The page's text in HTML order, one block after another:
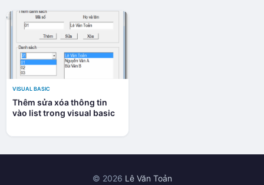
VISUAL BASIC
Thêm sửa xóa thông tin
vào list trong visual basic
© 2026 Lê Văn Toản